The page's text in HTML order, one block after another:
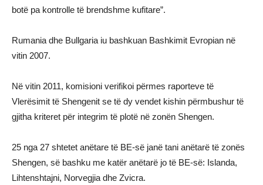
botë pa kontrolle të brendshme kufitare”.
Rumania dhe Bullgaria iu bashkuan Bashkimit Evropian në
vitin 2007.
Në vitin 2011, komisioni verifikoi përmes raporteve të
Vlerësimit të Shengenit se të dy vendet kishin përmbushur të
gjitha kriteret për integrim të plotë në zonën Shengen.
25 nga 27 shtetet anëtare të BE-së janë tani anëtarë të zonës
Shengen, së bashku me katër anëtarë jo të BE-së: Islanda,
Lihtenshtajni, Norvegjia dhe Zvicra.